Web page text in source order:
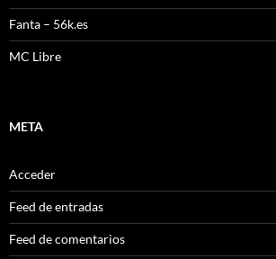
Fanta – 56k.es
MC Libre
META
Acceder
Feed de entradas
Feed de comentarios